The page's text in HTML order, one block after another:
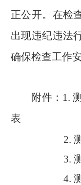
正公开。在检
出现违纪违法
确保检查工作
附件： 1.
表
2.
3.
4.